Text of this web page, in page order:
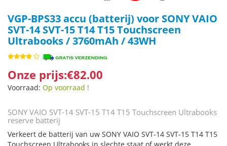
VGP-BPS33 accu (batterij) voor SONY VAIO
SVT-14 SVT-15 T14 T15 Touchscreen
Ultrabooks / 3760mAh / 43WH
Onze prijs:€82.00
Voorraad: Op voorraad !
SONY VAIO SVT-14 SVT-15 T14 T15 Touchscreen Ultrabooks
reserve batterij
Verkeert de batterij van uw SONY VAIO SVT-14 SVT-15 T14 T15